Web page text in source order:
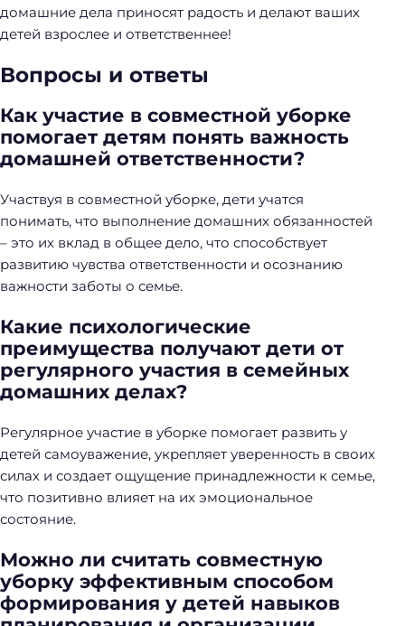
домашние дела приносят радость и делают ваших
детей взрослее и ответственнее!
Вопросы и ответы
Как участие в совместной уборке
помогает детям понять важность
домашней ответственности?
Участвуя в совместной уборке, дети учатся
понимать, что выполнение домашних обязанностей
– это их вклад в общее дело, что способствует
развитию чувства ответственности и осознанию
важности заботы о семье.
Какие психологические
преимущества получают дети от
регулярного участия в семейных
домашних делах?
Регулярное участие в уборке помогает развить у
детей самоуважение, укрепляет уверенность в своих
силах и создает ощущение принадлежности к семье,
что позитивно влияет на их эмоциональное
состояние.
Можно ли считать совместную
уборку эффективным способом
формирования у детей навыков